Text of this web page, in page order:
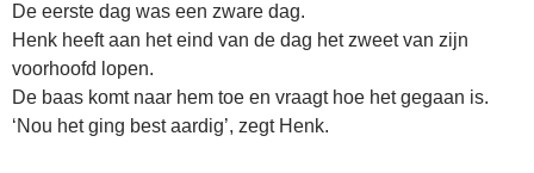
De eerste dag was een zware dag.
Henk heeft aan het eind van de dag het zweet van zijn
voorhoofd lopen.
De baas komt naar hem toe en vraagt hoe het gegaan is.
‘Nou het ging best aardig’, zegt Henk.